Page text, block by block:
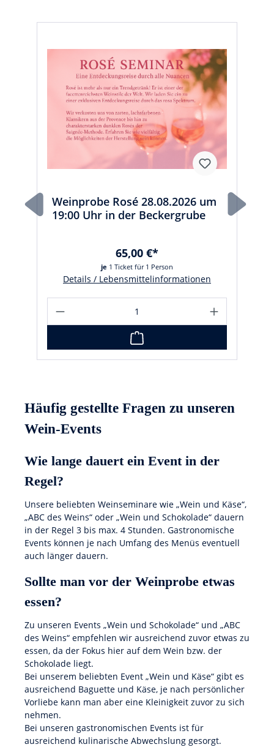
Weinprobe Rosé 28.08.2026 um
19:00 Uhr in der Beckergrube
je 1 Ticket für 1 Person
65,00 €*
Details / Lebensmittelinformationen
Häufig gestellte Fragen zu unseren
Wein-Events
Wie lange dauert ein Event in der
Regel?
Unsere beliebten Weinseminare wie „Wein und Käse“,
„ABC des Weins“ oder „Wein und Schokolade“ dauern
in der Regel 3 bis max. 4 Stunden. Gastronomische
Events können je nach Umfang des Menüs eventuell
auch länger dauern.
Sollte man vor der Weinprobe etwas
essen?
Zu unseren Events „Wein und Schokolade“ und „ABC
des Weins“ empfehlen wir ausreichend zuvor etwas zu
essen, da der Fokus hier auf dem Wein bzw. der
Schokolade liegt.
Bei unserem beliebten Event „Wein und Käse“ gibt es
ausreichend Baguette und Käse, je nach persönlicher
Vorliebe kann man aber eine Kleinigkeit zuvor zu sich
nehmen.
Bei unseren gastronomischen Events ist für
ausreichend kulinarische Abwechslung gesorgt.